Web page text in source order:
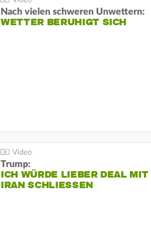
Nach vielen schweren Unwettern:
WETTER BERUHIGT SICH
Trump:
ICH WÜRDE LIEBER DEAL MIT
IRAN SCHLIESSEN